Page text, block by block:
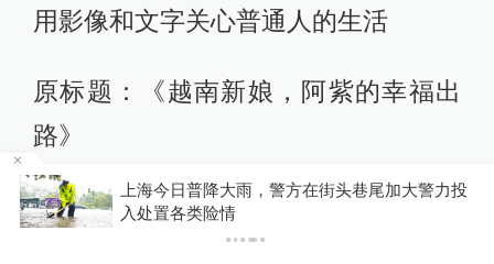
用影像和文字关心普通人的生活
原标题：《越南新娘，阿紫的幸福出
路》
阅读原文
消费者称被“弹窗投保”续费超千元：元保保险称
过程合规，已退款